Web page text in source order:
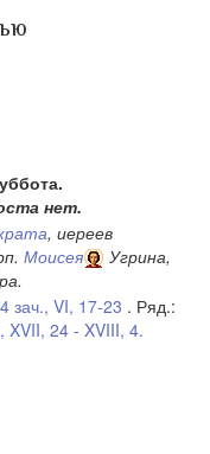
нет.
, иереев
Моисея
Угрина,
зач., VI, 17-23 . Ряд.:
24 - XVIII, 4.